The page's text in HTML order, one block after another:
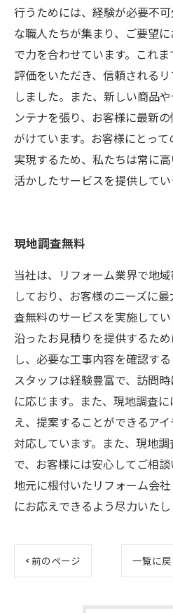
行うためには、経験が必要不
な職人たちが集まり、ご要望
で力を合わせています。これ
評価をいただき、信頼される
しました。また、新しい商品
ンテナを張り、お客様に最新
がけています。お客様にとっ
実現するため、私たちは常に
活かしたサービスを提供してい
現地調査無料
当社は、リフォーム業界で地
しており、お客様のニーズに
査無料のサービスを実施して
沿ったお見積りを提供するた
し、必要な工事内容を確認す
スタッフは経験豊富で、訪問
に応じます。また、現地調査
え、提案することができるア
対応しています。また、現地
で、お客様には安心してご相談
地元に根付いたリフォーム会
にお応えできるよう尽力いたし
< 前のページ 一覧に戻